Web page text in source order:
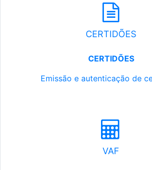
CERTIDÕES
CERTIDÕES
Emissão e autenticação de
VAF